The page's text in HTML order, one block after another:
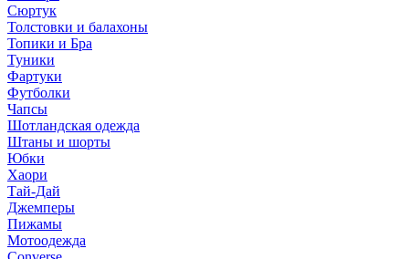
Сюртук
Толстовки и балахоны
Топики и Бра
Туники
Фартуки
Футболки
Чапсы
Шотландская одежда
Штаны и шорты
Юбки
Хаори
Тай-Дай
Джемперы
Пижамы
Мотоодежда